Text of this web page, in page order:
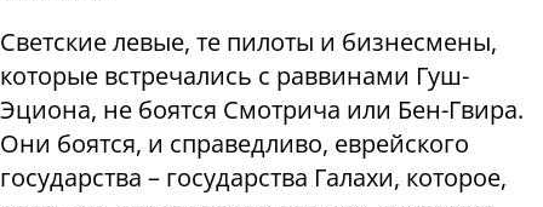
Светские левые, те пилоты и бизнесмены,
которые встречались с раввинами Гуш-
Эциона, не боятся Смотрича или Бен-Гвира.
Они боятся, и справедливо, еврейского
государства – государства Галахи, которое,